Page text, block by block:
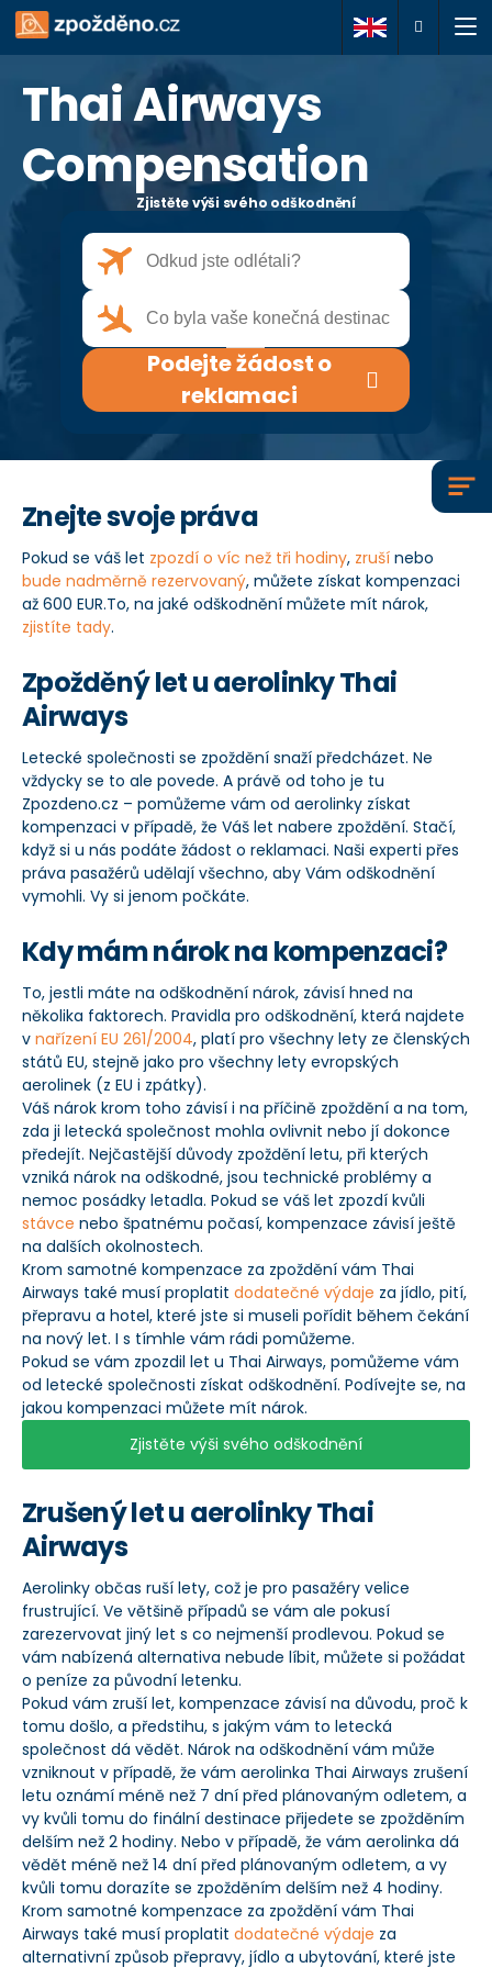
Podejte žádost o
reklamaci
O nás
Vaše práva
Často kladené dotazy
Články
Kontakty
+420 234 261 911
info@zpozdeno.cz
Thai Airways
Compensation
Zjistěte výši svého odškodnění
Podejte žádost o
reklamaci
Znejte svoje práva
Pokud se váš let zpozdí o víc než tři hodiny, zruší nebo
bude nadměrně rezervovaný, můžete získat kompenzaci
až 600 EUR.To, na jaké odškodnění můžete mít nárok,
zjistíte tady.
Zpožděný let u aerolinky Thai
Airways
Letecké společnosti se zpoždění snaží předcházet. Ne
vždycky se to ale povede. A právě od toho je tu
Zpozdeno.cz – pomůžeme vám od aerolinky získat
kompenzaci v případě, že Váš let nabere zpoždění. Stačí,
když si u nás podáte žádost o reklamaci. Naši experti přes
práva pasažérů udělají všechno, aby Vám odškodnění
vymohli. Vy si jenom počkáte.
Kdy mám nárok na kompenzaci?
To, jestli máte na odškodnění nárok, závisí hned na
několika faktorech. Pravidla pro odškodnění, která najdete
v nařízení EU 261/2004, platí pro všechny lety ze členských
států EU, stejně jako pro všechny lety evropských
aerolinek (z EU i zpátky).
Váš nárok krom toho závisí i na příčině zpoždění a na tom,
zda ji letecká společnost mohla ovlivnit nebo jí dokonce
předejít. Nejčastější důvody zpoždění letu, při kterých
vzniká nárok na odškodné, jsou technické problémy a
nemoc posádky letadla. Pokud se váš let zpozdí kvůli
stávce nebo špatnému počasí, kompenzace závisí ještě
na dalších okolnostech.
Krom samotné kompenzace za zpoždění vám Thai
Airways také musí proplatit dodatečné výdaje za jídlo, pití,
přepravu a hotel, které jste si museli pořídit během čekání
na nový let. I s tímhle vám rádi pomůžeme.
Pokud se vám zpozdil let u Thai Airways, pomůžeme vám
od letecké společnosti získat odškodnění. Podívejte se, na
jakou kompenzaci můžete mít nárok.
Zjistěte výši svého odškodnění
Zrušený let u aerolinky Thai
Airways
Aerolinky občas ruší lety, což je pro pasažéry velice
frustrující. Ve většině případů se vám ale pokusí
zarezervovat jiný let s co nejmenší prodlevou. Pokud se
vám nabízená alternativa nebude líbit, můžete si požádat
o peníze za původní letenku.
Pokud vám zruší let, kompenzace závisí na důvodu, proč k
tomu došlo, a předstihu, s jakým vám to letecká
společnost dá vědět. Nárok na odškodnění vám může
vzniknout v případě, že vám aerolinka Thai Airways zrušení
letu oznámí méně než 7 dní před plánovaným odletem, a
vy kvůli tomu do finální destinace přijedete se zpožděním
delším než 2 hodiny. Nebo v případě, že vám aerolinka dá
vědět méně než 14 dní před plánovaným odletem, a vy
kvůli tomu dorazíte se zpožděním delším než 4 hodiny.
Krom samotné kompenzace za zpoždění vám Thai
Airways také musí proplatit dodatečné výdaje za
alternativní způsob přepravy, jídlo a ubytování, které jste